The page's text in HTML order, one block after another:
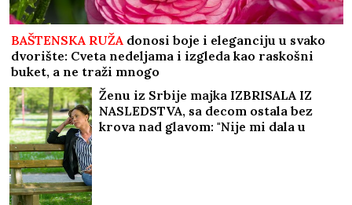
BAŠTENSKA RUŽAdonosi boje i eleganciju u svako
dvorište: Cveta nedeljama i izgleda kao raskošni
buket, a ne traži mnogo
Ženu iz Srbije majka IZBRISALA IZ
NASLEDSTVA, sa decom ostala bez
krova nad glavom: "Nije mi dala u